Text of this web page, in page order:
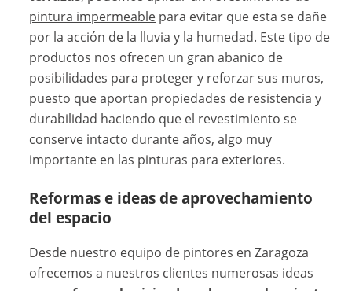
pintura impermeable para evitar que esta se dañe
por la acción de la lluvia y la humedad. Este tipo de
productos nos ofrecen un gran abanico de
posibilidades para proteger y reforzar sus muros,
puesto que aportan propiedades de resistencia y
durabilidad haciendo que el revestimiento se
conserve intacto durante años, algo muy
importante en las pinturas para exteriores.
Reformas e ideas de aprovechamiento
del espacio
Desde nuestro equipo de pintores en Zaragoza
ofrecemos a nuestros clientes numerosas ideas